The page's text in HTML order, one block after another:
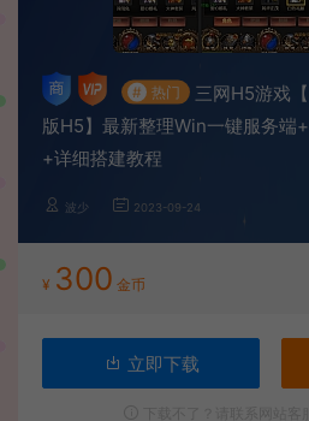
# 热门
三网H5游戏
版H5】最新整理Win一键服务端
+详细搭建教程
波少 2023-09-24
¥ 300 金币
立即下载